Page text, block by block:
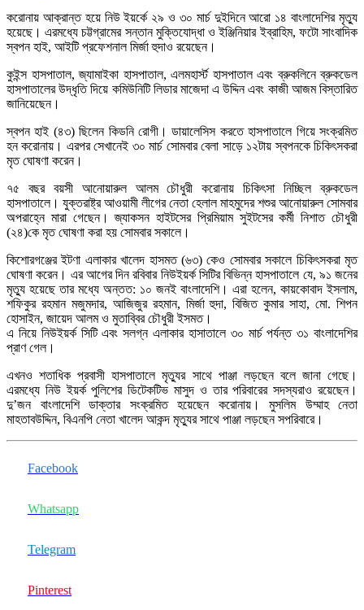
করোনায় আক্রান্ত হয়ে নিউ ইয়র্কে ২৯ ও ৩০ মার্চ দুইদিনে আরো ১৪ বাংলাদেশির মৃত্যু
হয়েছে। এরমধ্যে চট্টগ্রামের সন্তান মুক্তিযোদ্ধা ও ইঞ্জিনিয়ার ইব্রাহিম, ফটো সাংবাদিক
স্বপন হাই, আইটি প্রফেশনাল মির্জা হুদাও রয়েছেন।
কুইন্স হাসপাতাল, জ্যামাইকা হাসপাতাল, এলমহার্স্ট হাসপাতাল এবং ব্রুকলিনে ব্রুকডেল
হাসপাতালের উদ্ধৃতি দিয়ে কমিউনিটি লিডার মাজেদা এ উদ্দিন এবং কাজী আজম বিস্তারিত
জানিয়েছেন।
স্বপন হাই (৪৩) ছিলেন কিডনি রোগী। ডায়ালেসিস করতে হাসপাতালে গিয়ে সংক্রমিত
হন করোনায়। এরপর সেখানেই ৩০ মার্চ সোমবার বেলা সাড়ে ১২টায় স্বপনকে চিকিৎসকরা
মৃত ঘোষণা করেন।
৭৫ বছর বয়সী আনোয়ারুল আলম চৌধুরী করোনায় চিকিৎসা নিচ্ছিল ব্রুকডেল
হাসপাতালে। যুক্তরাষ্ট্র আওয়ামী লীগের নেতা হেলাল মাহমুদের শশুর আনোয়ারুল সোমবার
অপরাহ্নে মারা গেছেন। জ্যাকসন হাইটসের প্রিমিয়াম সুইটসের কর্মী নিশাত চৌধুরী
(২৪)কে মৃত ঘোষণা করা হয় সোমবার সকালে।
কিশোরগঞ্জের ইটণা এলাকার খালেদ হাসমত (৬৩) কেও সোমবার সকালে চিকিৎসকরা মৃত
ঘোষণা করেন। এর আগের দিন রবিবার নিউইয়র্ক সিটির বিভিন্ন হাসপাতালে যে, ৯১ জনের
মৃত্যু হয়েছে তার মধ্যে অন্তত: ১০ জনই বাংলাদেশি। এরা হলেন, কায়কোবাদ ইসলাম,
শফিকুর রহমান মজুমদার, আজিজুর রহমান, মির্জা হুদা, বিজিত কুমার সাহা, মো. শিপন
হোসাইন, জায়েদ আলম ও মুতাব্বির চৌধুরী ইসমত।
এ নিয়ে নিউইয়র্ক সিটি এবং সলগ্ন এলাকার হাসাতালে ৩০ মার্চ পর্যন্ত ৩১ বাংলাদেশির
প্রাণ গেল।
এখনও শতাধিক প্রবাসী হাসপাতালে মৃত্যুর সাথে পাঞ্জা লড়ছেন বলে জানা গেছে।
এরমধ্যে নিউ ইয়র্ক পুলিশের ডিটেকটিভ মাসুদ ও তার পরিবারের সদস্যরাও রয়েছেন।
দু’জন বাংলাদেশি ডাক্তার সংক্রমিত হয়েছেন করোনায়। মুসলিম উম্মাহ নেতা
মাহতাবউদ্দিন, বিএনপি নেতা খালেদ আকন্দ মৃত্যুর সাথে পাঞ্জা লড়ছেন সপরিবারে।
Facebook
Whatsapp
Telegram
Pinterest